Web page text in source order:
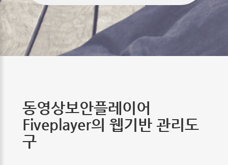
동영상보안플레이어
Fiveplayer의 웹기반 관리도
구